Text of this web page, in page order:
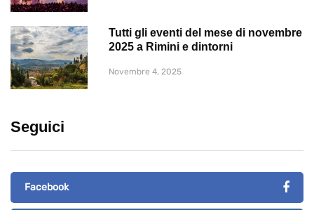
Tutti gli eventi del mese di novembre
2025 a Rimini e dintorni
Novembre 4, 2025
Seguici
Facebook